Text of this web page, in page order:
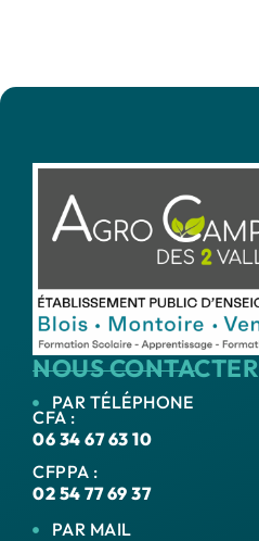
NOUS CONTACTER
PAR TÉLÉPHONE
CFA :
06 34 67 63 10
CFPPA :
02 54 77 69 37
PAR MAIL